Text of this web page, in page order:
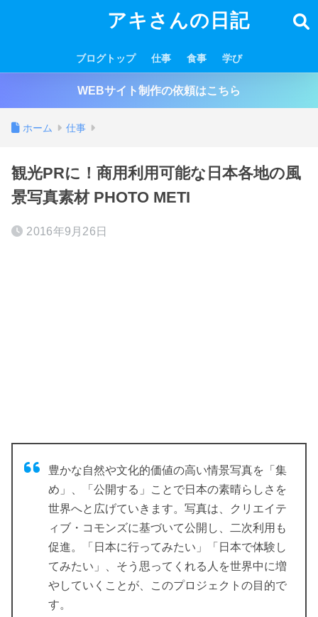
アキさんの日記
ブログトップ 仕事 食事 学び
WEBサイト制作の依頼はこちら
ホーム 仕事
観光PRに！商用利用可能な日本各地の風
景写真素材 PHOTO METI
2016年9月26日
豊かな自然や文化的価値の高い情景写真を「集
め」、「公開する」ことで日本の素晴らしさを
世界へと広げていきます。写真は、クリエイテ
ィブ・コモンズに基づいて公開し、二次利用も
促進。「日本に行ってみたい」「日本で体験し
てみたい」、そう思ってくれる人を世界中に増
やしていくことが、このプロジェクトの目的で
す。